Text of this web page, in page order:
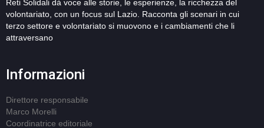
Reti Solidali dà voce alle storie, le esperienze, la ricchezza del
volontariato, con un focus sul Lazio. Racconta gli scenari in cui
terzo settore e volontariato si muovono e i cambiamenti che li
attraversano
Informazioni
Direttore responsabile
Marco Morelli
Coordinatrice editoriale